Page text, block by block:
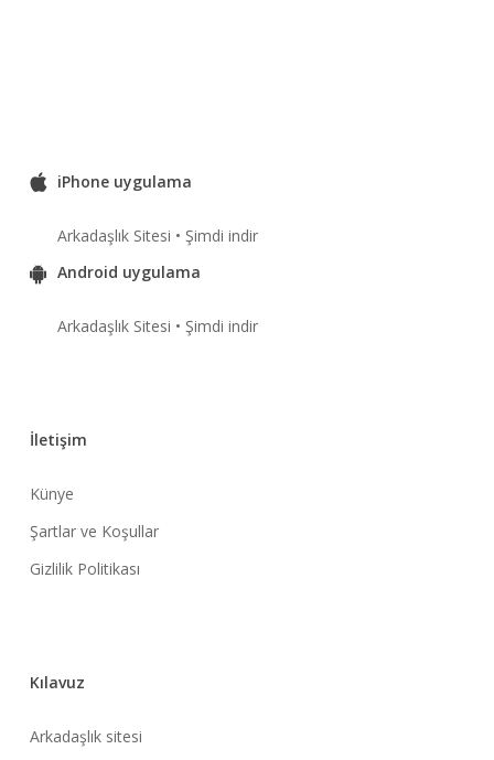
iPhone uygulama
Arkadaşlık Sitesi • Şimdi indir
Android uygulama
Arkadaşlık Sitesi • Şimdi indir
İletişim
Künye
Şartlar ve Koşullar
Gizlilik Politikası
Kılavuz
Arkadaşlık sitesi